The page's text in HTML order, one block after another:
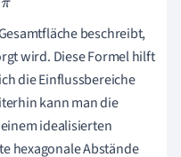
beschreibt,
wird. Diese Formel hilft
die Einflussbereiche
kann man die
idealisierten
hexagonale Abstände